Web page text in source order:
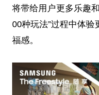
将带给用户更多乐趣
00种玩法”过程中体验
福感。